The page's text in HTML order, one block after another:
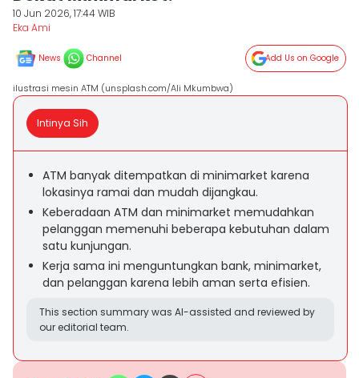
10 Jun 2026, 17:44 WIB
Eka Ami
News Channel Add Us on Google
ilustrasi mesin ATM (unsplash.com/Ali Mkumbwa)
Intinya Sih
ATM banyak ditempatkan di minimarket karena
lokasinya ramai dan mudah dijangkau.
Keberadaan ATM dan minimarket memudahkan
pelanggan memenuhi beberapa kebutuhan dalam
satu kunjungan.
Kerja sama ini menguntungkan bank, minimarket,
dan pelanggan karena lebih aman serta efisien.
This section summary was AI-assisted and reviewed by
our editorial team.